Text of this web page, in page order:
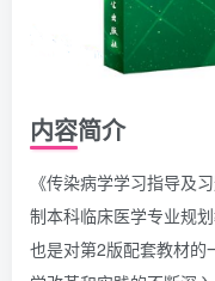
内容简介
《传染病学学习指导及
制本科临床医学专业规
也是对第2版配套教材的